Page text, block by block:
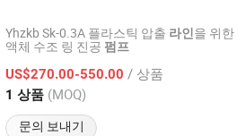
요?
Yhzkb Sk-0.3A 플라스틱 압출 라인을 위한
액체 수조 링 진공 펌프
US$270.00-550.00 / 상품
1 상품 (MOQ)
문의 보내기
Pump Co., Ltd.
이후 2014